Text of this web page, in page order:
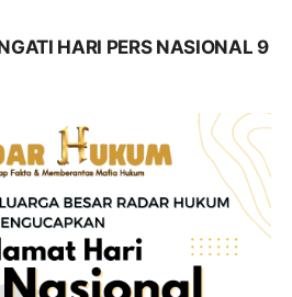
HARI PERS NASIONAL 9